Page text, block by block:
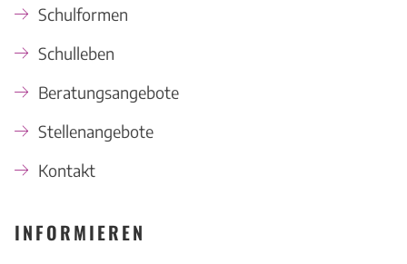
Schulformen
Schulleben
Beratungsangebote
Stellenangebote
Kontakt
INFORMIEREN